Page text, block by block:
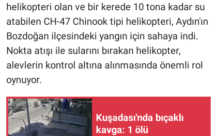
helikopteri olan ve bir kerede 10 tona kadar su
atabilen CH-47 Chinook tipi helikopteri, Aydın'ın
Bozdoğan ilçesindeki yangın için sahaya indi.
Nokta atışı ile sularını bırakan helikopter,
alevlerin kontrol altına alınmasında önemli rol
oynuyor.
Kuşadası'nda bıçaklı
kavga: 1 ölü